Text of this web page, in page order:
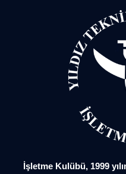
İşletme Kulübü, 1999